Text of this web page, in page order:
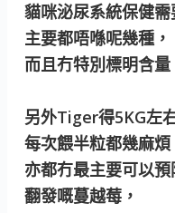
貓咪泌尿系統保健
主要都唔喺呢幾種，
而且冇特別標明含
另外Tiger得5KG左
每次餵半粒都幾麻
亦都冇最主要可以預
翻發嘅蔓越莓，